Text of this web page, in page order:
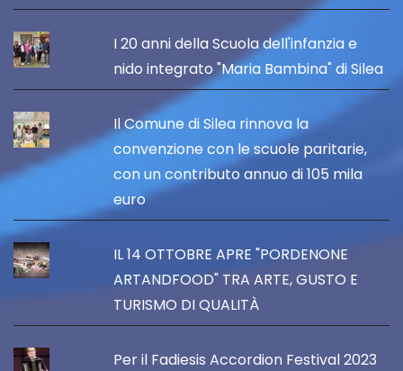
I 20 anni della Scuola dell'infanzia e
nido integrato "Maria Bambina" di Silea
Il Comune di Silea rinnova la
convenzione con le scuole paritarie,
con un contributo annuo di 105 mila
euro
IL 14 OTTOBRE APRE "PORDENONE
ARTANDFOOD" TRA ARTE, GUSTO E
TURISMO DI QUALITÀ
Per il Fadiesis Accordion Festival 2023